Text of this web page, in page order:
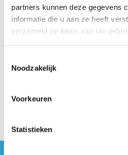
partners kunnen deze gegevens
informatie die u aan ze heeft
verzameld op basis van uw
Noodzakelijk
Voorkeuren
Statistieken